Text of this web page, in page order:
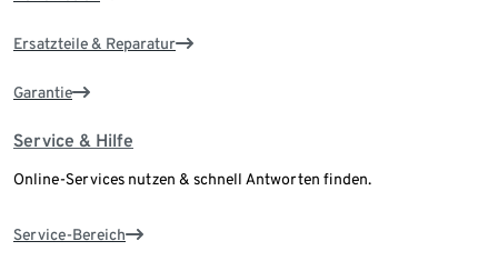
Ersatzteile & Reparatur
Garantie
Service & Hilfe
Online-Services nutzen & schnell Antworten finden.
Service-Bereich